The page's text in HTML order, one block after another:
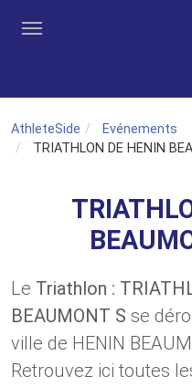
AthleteSide
Evénements
TRIATHLON DE HENIN
Le Triathlon :
BEAUMONT S se
ville de HENIN
Retrouvez ici toutes